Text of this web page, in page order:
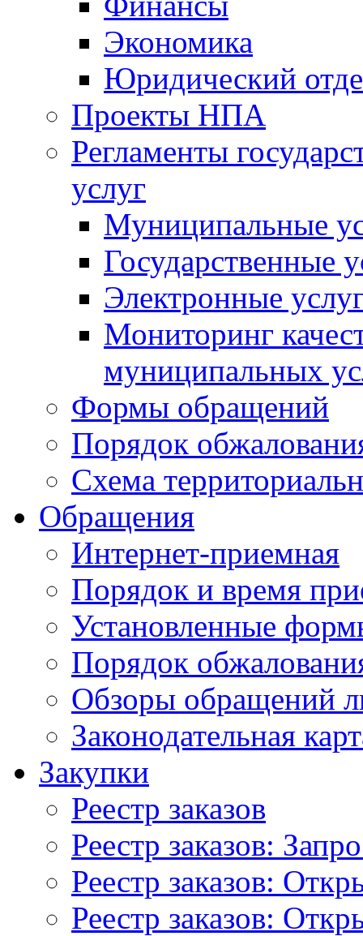
Экономика
Юридический
Проекты НПА
Регламенты
услуг
Муниципальные
Государственные
Электронные
Мониторинг
муниципальных
Формы обращений
Порядок
Схема
Обращения
Интернет-приемная
Порядок и время
Установленные
Порядок
Обзоры обращений
Законодательная
Закупки
Реестр заказов
Реестр заказов:
Реестр заказов:
Реестр заказов: